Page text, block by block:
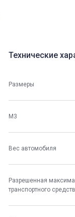
Технические
Размеры
М3
Вес автомобиля
Разрешенная
транспортного